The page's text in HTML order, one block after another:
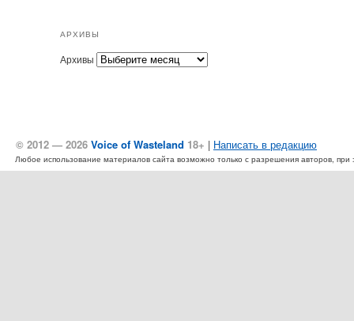
АРХИВЫ
Архивы
© 2012 — 2026 Voice of Wasteland 18+ | Написать в редакцию
Любое использование материалов сайта возможно только с разрешения авторов,